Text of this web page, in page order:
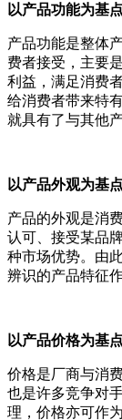
以产品功能为基
产品功能是整体
费者接受，主要
利益，满足消费
给消费者带来特
就具有了与其他
以产品外观为基
产品的外观是消
认可、接受某品
种市场优势。由
辨识的产品特征
以产品价格为基
价格是厂商与消
也是许多竞争对
理，价格亦可作